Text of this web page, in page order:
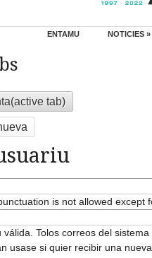
ENTAMU NOTICIES »
(active tab)
is not allowed except
válida. Tolos correos del
usase si quier recibir una